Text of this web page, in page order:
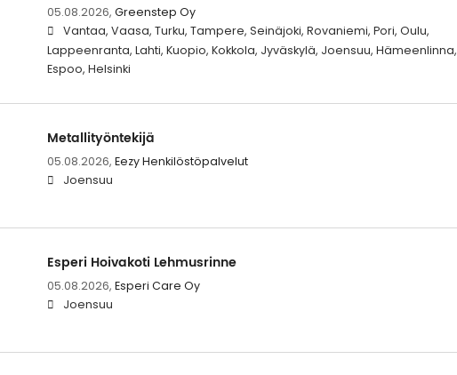
05.08.2026, Greenstep Oy
Vantaa, Vaasa, Turku, Tampere, Seinäjoki, Rovaniemi, Pori, Oulu,
Lappeenranta, Lahti, Kuopio, Kokkola, Jyväskylä, Joensuu, Hämeenlinna,
Espoo, Helsinki
Metallityöntekijä
05.08.2026, Eezy Henkilöstöpalvelut
Joensuu
Esperi Hoivakoti Lehmusrinne
05.08.2026, Esperi Care Oy
Joensuu